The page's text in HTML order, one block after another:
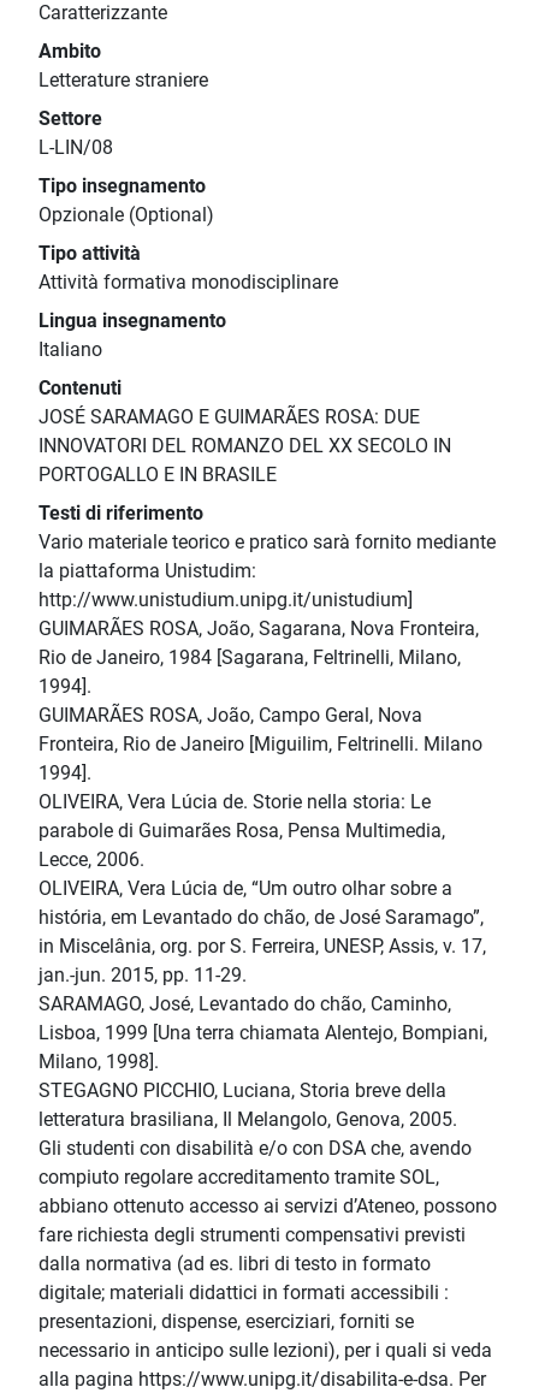
Caratterizzante
Ambito
Letterature straniere
Settore
L-LIN/08
Tipo insegnamento
Opzionale (Optional)
Tipo attività
Attività formativa monodisciplinare
Lingua insegnamento
Italiano
Contenuti
JOSÉ SARAMAGO E GUIMARÃES ROSA: DUE
INNOVATORI DEL ROMANZO DEL XX SECOLO IN
PORTOGALLO E IN BRASILE
Testi di riferimento
Vario materiale teorico e pratico sarà fornito mediante
la piattaforma Unistudim:
http://www.unistudium.unipg.it/unistudium]
GUIMARÃES ROSA, João, Sagarana, Nova Fronteira,
Rio de Janeiro, 1984 [Sagarana, Feltrinelli, Milano,
1994].
GUIMARÃES ROSA, João, Campo Geral, Nova
Fronteira, Rio de Janeiro [Miguilim, Feltrinelli. Milano
1994].
OLIVEIRA, Vera Lúcia de. Storie nella storia: Le
parabole di Guimarães Rosa, Pensa Multimedia,
Lecce, 2006.
OLIVEIRA, Vera Lúcia de, “Um outro olhar sobre a
história, em Levantado do chão, de José Saramago”,
in Miscelânia, org. por S. Ferreira, UNESP, Assis, v. 17,
jan.-jun. 2015, pp. 11-29.
SARAMAGO, José, Levantado do chão, Caminho,
Lisboa, 1999 [Una terra chiamata Alentejo, Bompiani,
Milano, 1998].
STEGAGNO PICCHIO, Luciana, Storia breve della
letteratura brasiliana, Il Melangolo, Genova, 2005.
Gli studenti con disabilità e/o con DSA che, avendo
compiuto regolare accreditamento tramite SOL,
abbiano ottenuto accesso ai servizi d’Ateneo, possono
fare richiesta degli strumenti compensativi previsti
dalla normativa (ad es. libri di testo in formato
digitale; materiali didattici in formati accessibili :
presentazioni, dispense, eserciziari, forniti se
necessario in anticipo sulle lezioni), per i quali si veda
alla pagina https://www.unipg.it/disabilita-e-dsa. Per